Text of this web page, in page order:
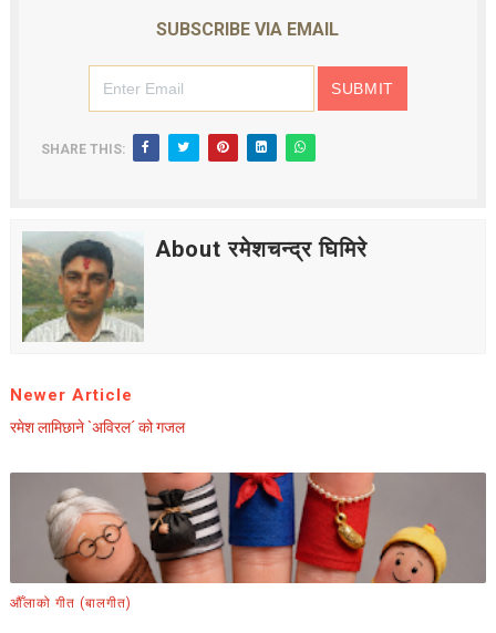
SUBSCRIBE VIA EMAIL
SHARE THIS:
About रमेशचन्द्र घिमिरे
Newer Article
रमेश लामिछाने `अविरल´ को गजल
औँलाको गीत (बालगीत)